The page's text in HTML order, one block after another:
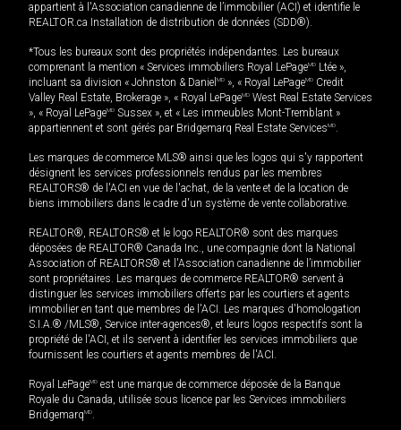
appartient à l'Association canadienne de l’immobilier (ACI) et identifie le
REALTOR.ca Installation de distribution de données (SDD®).
*Tous les bureaux sont des propriétés indépendantes. Les bureaux
comprenant la mention « Services immobiliers Royal LePageMD Ltée »,
incluant sa division « Johnston & Daniel MD », « Royal LePageMD Credit
Valley Real Estate, Brokerage », « Royal LePageMD West Real Estate Services
», « Royal LePageMD Sussex », et « Les immeubles Mont-Tremblant »
appartiennent et sont gérés par Bridgemarq Real Estate ServicesMD.
Les marques de commerce MLS® ainsi que les logos qui s'y rapportent
désignent les services professionnels rendus par les membres
REALTORS® de l'ACI en vue de l'achat, de la vente et de la location de
biens immobiliers dans le cadre d'un système de vente collaborative.
REALTOR®, REALTORS® et le logo REALTOR® sont des marques
déposées de REALTOR® Canada Inc., une compagnie dont la National
Association of REALTORS® et l'Association canadienne de l’immobilier
sont propriétaires. Les marques de commerce REALTOR® servent à
distinguer les services immobiliers offerts par les courtiers et agents
immobilier en tant que membres de l'ACI. Les marques d'homologation
S.I.A.® /MLS®, Service inter-agences®, et leurs logos respectifs sont la
propriété de l'ACI, et ils servent à identifier les services immobiliers que
fournissent les courtiers et agents membres de l'ACI.
Royal LePageMD est une marque de commerce déposée de la Banque
Royale du Canada, utilisée sous licence par les Services immobiliers
BridgemarqMD.